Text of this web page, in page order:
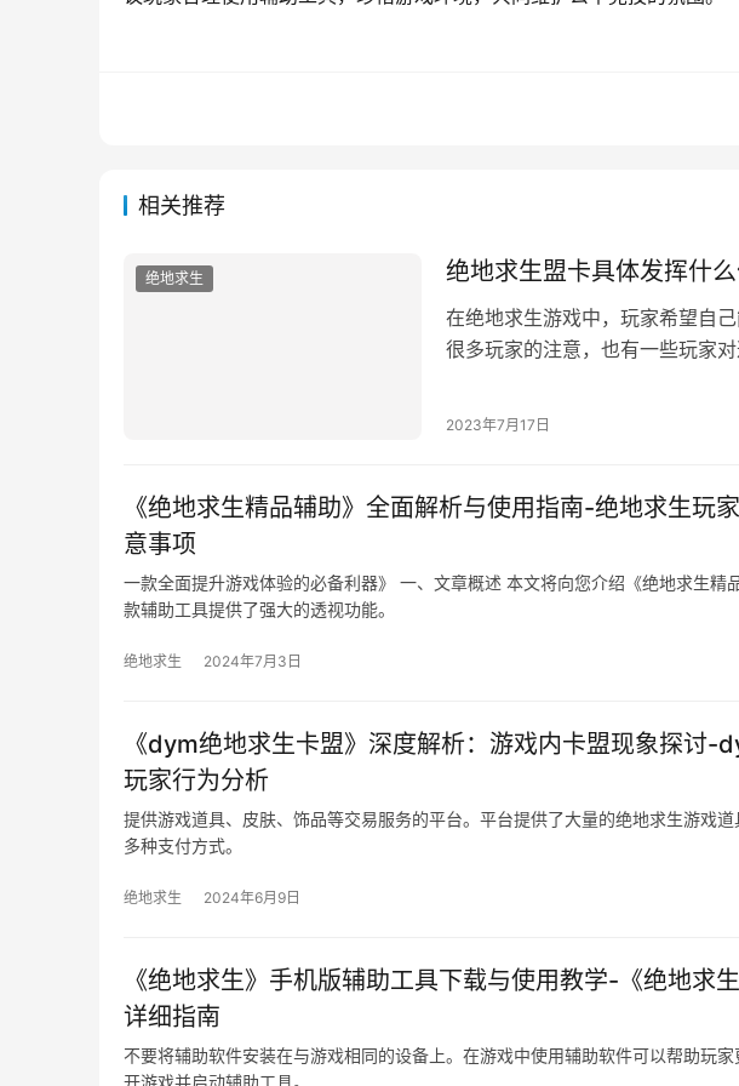
相关推荐
绝地求生 绝地求生盟卡具体发挥什
在绝地求生游戏中，玩家希望自
很多玩家的注意，也有一些玩家
2023年7月17日
《绝地求生精品辅助》全面解析与使用指南-绝地求生玩
意事项
一款全面提升游戏体验的必备利器》 一、文章概述 本文将向您介绍《绝地求生
款辅助工具提供了强大的透视功能。
绝地求生 2024年7月3日
《dym绝地求生卡盟》深度解析：游戏内卡盟现象探讨-
玩家行为分析
提供游戏道具、皮肤、饰品等交易服务的平台。平台提供了大量的绝地求生游戏
多种支付方式。
绝地求生 2024年6月9日
《绝地求生》手机版辅助工具下载与使用教学-《绝地求
详细指南
不要将辅助软件安装在与游戏相同的设备上。在游戏中使用辅助软件可以帮助玩
开游戏并启动辅助工具。